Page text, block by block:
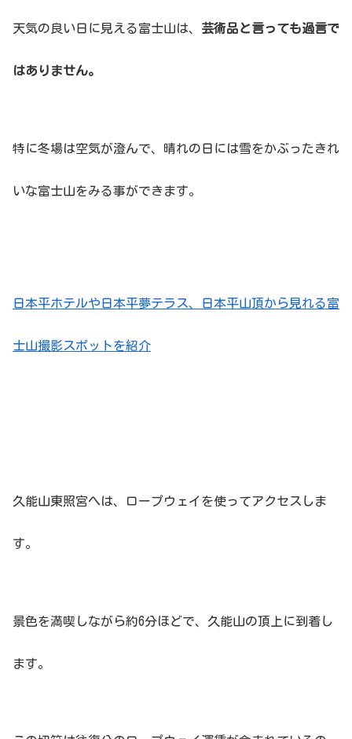
天気の良い日に見える富士山は、 芸術品と言っても過言で
はありません。
特に冬場は空気が澄んで、晴れの日には雪をかぶったきれ
いな富士山をみる事ができます。
日本平ホテルや日本平夢テラス、日本平山頂から見れる富
士山撮影スポットを紹介
久能山東照宮へは、ロープウェイを使ってアクセスしま
す。
景色を満喫しながら約6分ほどで、久能山の頂上に到着し
ます。